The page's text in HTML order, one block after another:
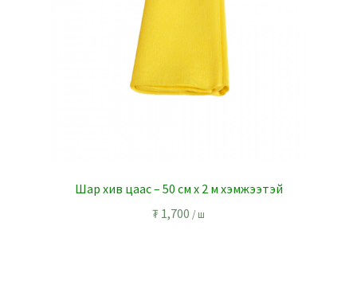
Шар хив цаас – 50 см х 2 м хэмжээтэй
₮ 1,700 / ш